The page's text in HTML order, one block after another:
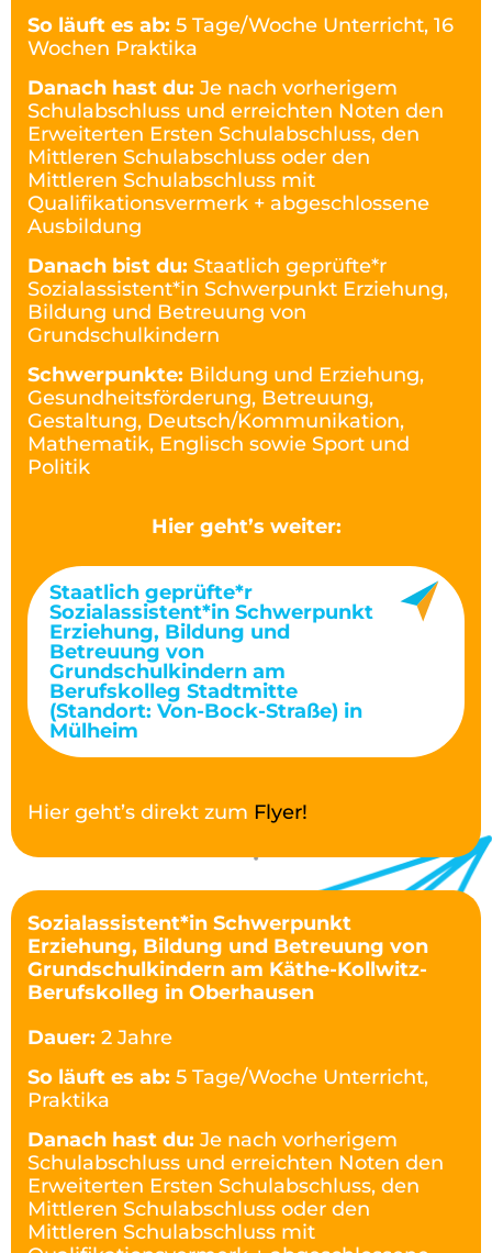
So läuft es ab: 5 Tage/Woche Unterricht, 16
Wochen Praktika
Danach hast du: Je nach vorherigem
Schulabschluss und erreichten Noten den
Erweiterten Ersten Schulabschluss, den
Mittleren Schulabschluss oder den
Mittleren Schulabschluss mit
Qualifikationsvermerk + abgeschlossene
Ausbildung
Danach bist du: Staatlich geprüfte*r
Sozialassistent*in Schwerpunkt Erziehung,
Bildung und Betreuung von
Grundschulkindern
Schwerpunkte: Bildung und Erziehung,
Gesundheitsförderung, Betreuung,
Gestaltung, Deutsch/Kommunikation,
Mathematik, Englisch sowie Sport und
Politik
Hier geht’s weiter:
Staatlich geprüfte*r
Sozialassistent*in Schwerpunkt
Erziehung, Bildung und
Betreuung von
Grundschulkindern am
Berufskolleg Stadtmitte
(Standort: Von-Bock-Straße) in
Mülheim
Hier geht’s direkt zum Flyer!
Sozialassistent*in Schwerpunkt
Erziehung, Bildung und Betreuung von
Grundschulkindern am Käthe-Kollwitz-
Berufskolleg in Oberhausen
Dauer: 2 Jahre
So läuft es ab: 5 Tage/Woche Unterricht,
Praktika
Danach hast du: Je nach vorherigem
Schulabschluss und erreichten Noten den
Erweiterten Ersten Schulabschluss, den
Mittleren Schulabschluss oder den
Mittleren Schulabschluss mit